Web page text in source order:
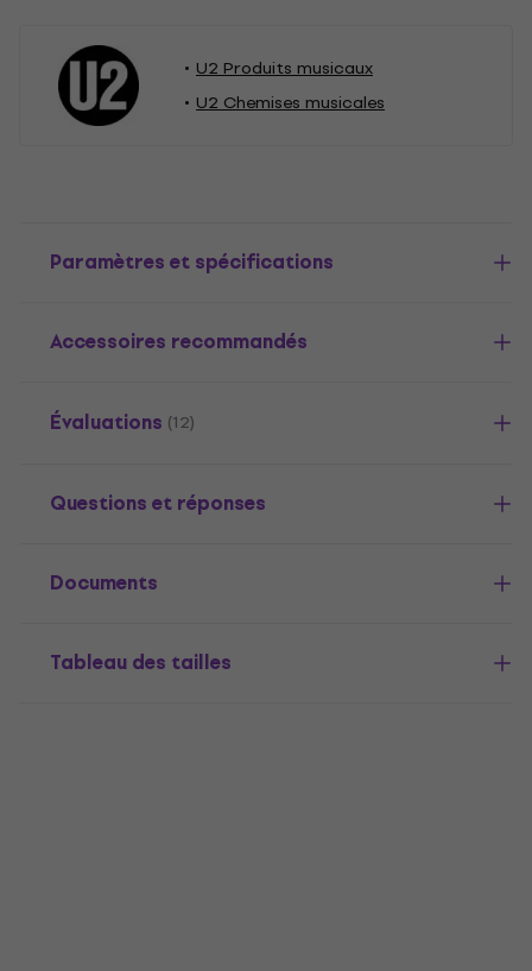
U2 Produits musicaux
U2 Chemises musicales
Paramètres et spécifications
Accessoires recommandés
Évaluations (12)
Questions et réponses
Documents
Tableau des tailles